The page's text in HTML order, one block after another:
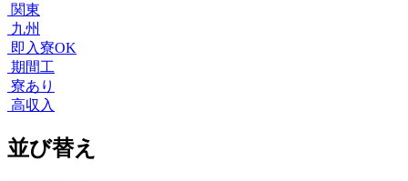
関東
九州
即入寮OK
期間工
寮あり
高収入
並び替え